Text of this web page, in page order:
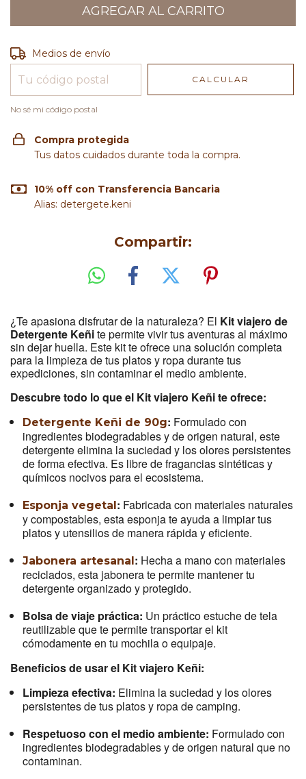
Entregas para el CP:
Medios de envío
CALCULAR
No sé mi código postal
Compra protegida
Tus datos cuidados durante toda la compra.
10% off con Transferencia Bancaria
Alias: detergete.keni
Compartir:
¿Te apasiona disfrutar de la naturaleza? El Kit viajero de
Detergente Keñite permite vivir tus aventuras al máximo
sin dejar huella. Este kit te ofrece una solución completa
para la limpieza de tus platos y ropa durante tus
expediciones, sin contaminar el medio ambiente.
Descubre todo lo que el Kit viajero Keñi te ofrece:
Detergente Keñi de 90g: Formulado con
ingredientes biodegradables y de origen natural, este
detergente elimina la suciedad y los olores persistentes
de forma efectiva. Es libre de fragancias sintéticas y
químicos nocivos para el ecosistema.
Esponja vegetal: Fabricada con materiales naturales
y compostables, esta esponja te ayuda a limpiar tus
platos y utensilios de manera rápida y eficiente.
Jabonera artesanal: Hecha a mano con materiales
reciclados, esta jabonera te permite mantener tu
detergente organizado y protegido.
Bolsa de viaje práctica: Un práctico estuche de tela
reutilizable que te permite transportar el kit
cómodamente en tu mochila o equipaje.
Beneficios de usar el Kit viajero Keñi:
Limpieza efectiva: Elimina la suciedad y los olores
persistentes de tus platos y ropa de camping.
Respetuoso con el medio ambiente: Formulado con
ingredientes biodegradables y de origen natural que no
contaminan.